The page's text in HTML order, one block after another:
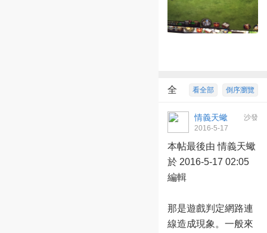
倒序瀏覽
看全部
全
部回復 9 沙發
情義天蠍
2016-5-17
本帖最後由 情義天蠍
於 2016-5-17 02:05
編輯
那是遊戲判定網路連
線造成現象。一般來